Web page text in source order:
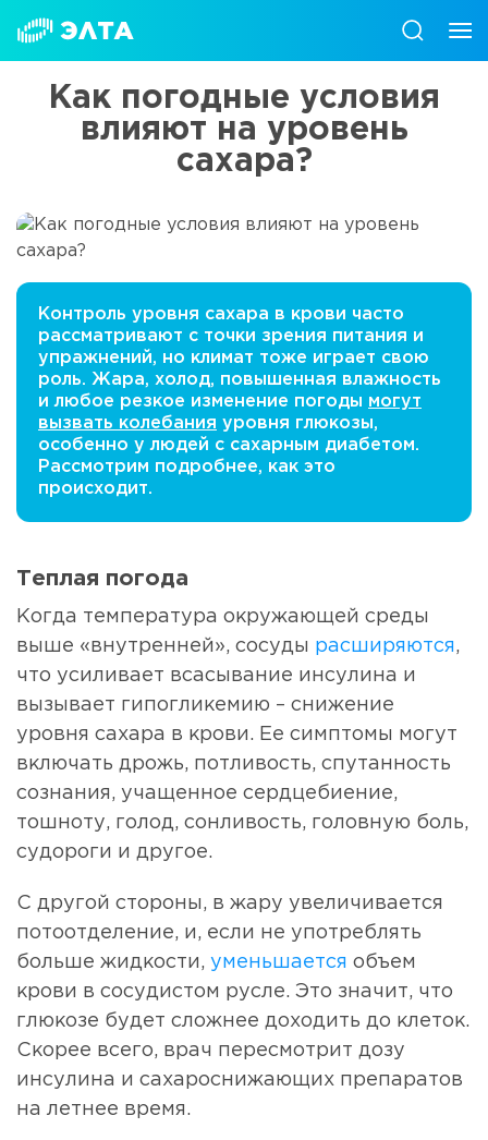
Как погодные условия
влияют на уровень
сахара?
Контроль уровня сахара в крови часто
рассматривают с точки зрения питания и
упражнений, но климат тоже играет свою
роль. Жара, холод, повышенная влажность
и любое резкое изменение погоды могут
вызвать колебания уровня глюкозы,
особенно у людей с сахарным диабетом.
Рассмотрим подробнее, как это
происходит.
Теплая погода
Когда температура окружающей среды
выше «внутренней», сосуды расширяются,
что усиливает всасывание инсулина и
вызывает гипогликемию – снижение
уровня сахара в крови. Ее симптомы могут
включать дрожь, потливость, спутанность
сознания, учащенное сердцебиение,
тошноту, голод, сонливость, головную боль,
судороги и другое.
С другой стороны, в жару увеличивается
потоотделение, и, если не употреблять
больше жидкости, уменьшается объем
крови в сосудистом русле. Это значит, что
глюкозе будет сложнее доходить до клеток.
Скорее всего, врач пересмотрит дозу
инсулина и сахароснижающих препаратов
на летнее время.